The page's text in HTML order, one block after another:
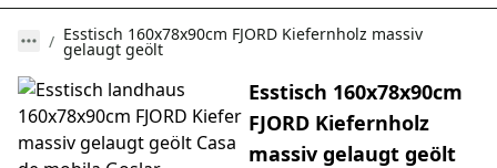
Esstisch 160x78x90cm FJORD Kiefernholz massiv
gelaugt geölt
Esstisch 160x78x90cm
FJORD Kiefernholz
massiv gelaugt geölt